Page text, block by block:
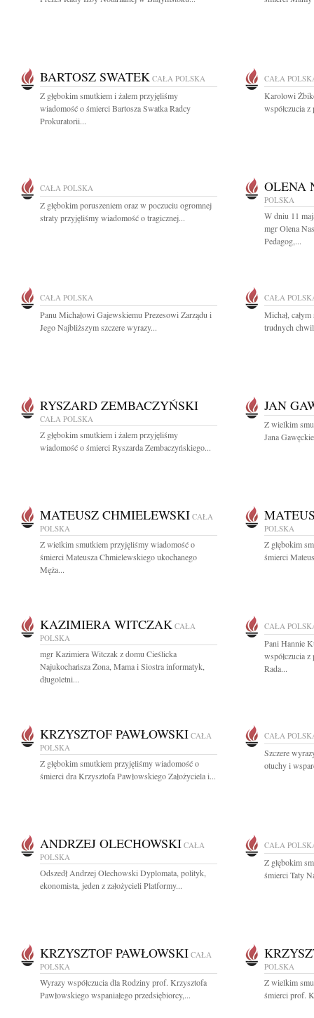
BARTOSZ SWATEK CAŁA POLSKA
Z głębokim smutkiem i żalem przyjęliśmy
wiadomość o śmierci Bartosza Swatka Radcy
Prokuratorii...
CAŁA
Karolowi
współczucia
CAŁA POLSKA
Z głębokim poruszeniem oraz w poczuciu ogromnej
straty przyjęliśmy wiadomość o tragicznej...
OLENA
POLSKA
W dniu 11
mgr Olena
Pedagog,...
CAŁA POLSKA
Panu Michałowi Gajewskiemu Prezesowi Zarządu i
Jego Najbliższym szczere wyrazy...
CAŁA
Michał,
trudnych
RYSZARD ZEMBACZYŃSKI
CAŁA POLSKA
Z głębokim smutkiem i żalem przyjęliśmy
wiadomość o śmierci Ryszarda Zembaczyńskiego...
JAN
Z wielkim
Jana
MATEUSZ CHMIELEWSKI CAŁA
POLSKA
Z wielkim smutkiem przyjęliśmy wiadomość o
śmierci Mateusza Chmielewskiego ukochanego
Męża...
POLSKA
Z głębokim
śmierci
KAZIMIERA WITCZAK CAŁA
POLSKA
mgr Kazimiera Witczak z domu Cieślicka
Najukochańsza Żona, Mama i Siostra informatyk,
długoletni...
CAŁA
Pani Hannie
współczucia
Rada...
KRZYSZTOF PAWŁOWSKI CAŁA
POLSKA
Z głębokim smutkiem przyjęliśmy wiadomość o
śmierci dra Krzysztofa Pawłowskiego Założyciela i...
CAŁA
Szczere
otuchy i
ANDRZEJ OLECHOWSKI CAŁA
POLSKA
Odszedł Andrzej Olechowski Dyplomata, polityk,
ekonomista, jeden z założycieli Platformy...
CAŁA
Z głębokim
śmierci Taty
KRZYSZTOF PAWŁOWSKI CAŁA
POLSKA
Wyrazy współczucia dla Rodziny prof. Krzysztofa
Pawłowskiego wspaniałego przedsiębiorcy,...
POLSKA
Z wielkim
śmierci prof.